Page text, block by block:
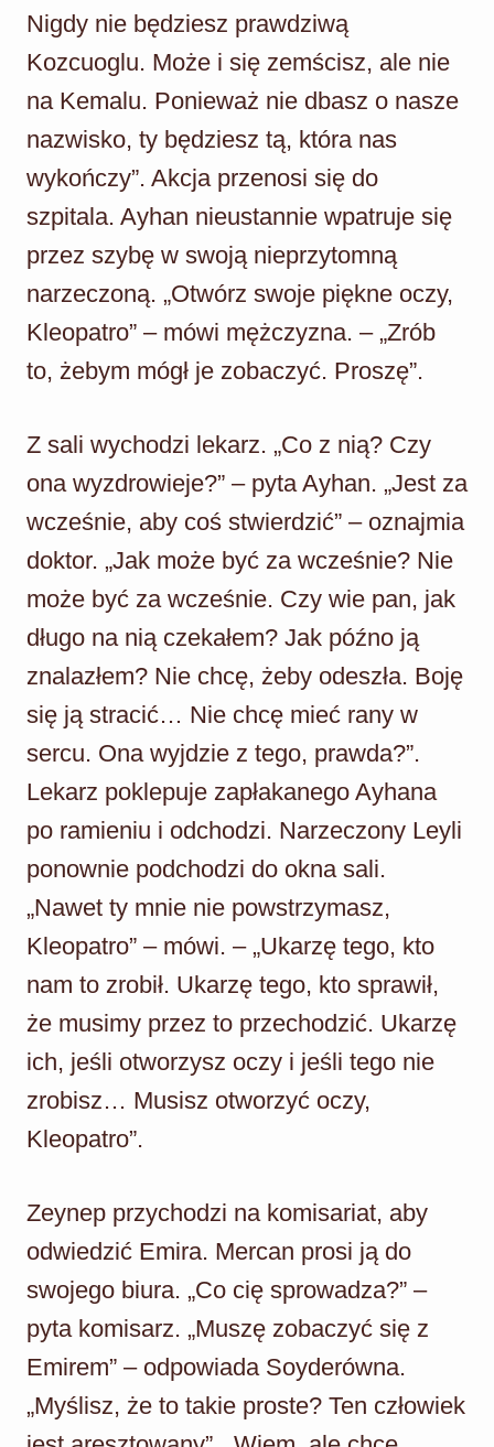
Nigdy nie będziesz prawdziwą
Kozcuoglu. Może i się zemścisz, ale nie
na Kemalu. Ponieważ nie dbasz o nasze
nazwisko, ty będziesz tą, która nas
wykończy”. Akcja przenosi się do
szpitala. Ayhan nieustannie wpatruje się
przez szybę w swoją nieprzytomną
narzeczoną. „Otwórz swoje piękne oczy,
Kleopatro” – mówi mężczyzna. – „Zrób
to, żebym mógł je zobaczyć. Proszę”.
Z sali wychodzi lekarz. „Co z nią? Czy
ona wyzdrowieje?” – pyta Ayhan. „Jest za
wcześnie, aby coś stwierdzić” – oznajmia
doktor. „Jak może być za wcześnie? Nie
może być za wcześnie. Czy wie pan, jak
długo na nią czekałem? Jak późno ją
znalazłem? Nie chcę, żeby odeszła. Boję
się ją stracić… Nie chcę mieć rany w
sercu. Ona wyjdzie z tego, prawda?”.
Lekarz poklepuje zapłakanego Ayhana
po ramieniu i odchodzi. Narzeczony Leyli
ponownie podchodzi do okna sali.
„Nawet ty mnie nie powstrzymasz,
Kleopatro” – mówi. – „Ukarzę tego, kto
nam to zrobił. Ukarzę tego, kto sprawił,
że musimy przez to przechodzić. Ukarzę
ich, jeśli otworzysz oczy i jeśli tego nie
zrobisz… Musisz otworzyć oczy,
Kleopatro”.
Zeynep przychodzi na komisariat, aby
odwiedzić Emira. Mercan prosi ją do
swojego biura. „Co cię sprowadza?” –
pyta komisarz. „Muszę zobaczyć się z
Emirem” – odpowiada Soyderówna.
„Myślisz, że to takie proste? Ten człowiek